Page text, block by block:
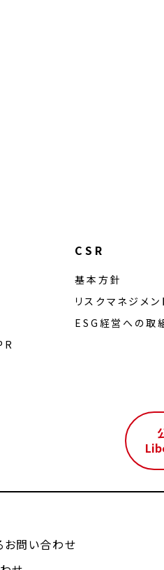
CSR
基本方針
リスクマネジメン
ESG経営への取
問い合わせ